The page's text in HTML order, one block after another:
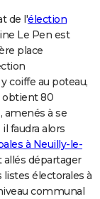
de l'élection
Le Pen est
place
coiffe au poteau,
obtient 80
amenés à se
faudra alors
à Neuilly-le-
allés départager
électorales à
communal